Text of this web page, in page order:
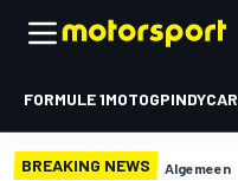
FORMULE 1MOTOGPINDYCAR
BREAKING NEWS Algemeen